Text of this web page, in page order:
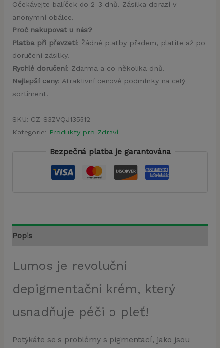
Očekávejte balíček do 2-3 dnů. Zásilka dorazí v
anonymní obálce.
Proč nakupovat u nás?
Platba při převzetí: Žádné platby předem, platíte až po
doručení zásilky.
Rychlé doručení: Zdarma a do několika dnů.
Nejlepší ceny: Atraktivní cenové podmínky na celý
sortiment.
SKU: CZ-S3ZVQJ135512
Kategorie: Produkty pro Zdraví
Bezpečná platba je garantována
Popis
Lumos je revoluční
depigmentační krém, který
usnadňuje péči o pleť!
Potýkáte se s problémy s pigmentací, jako jsou